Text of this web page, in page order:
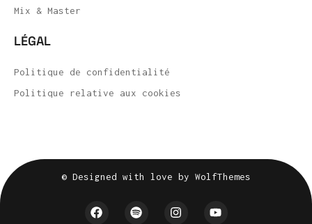
Mix & Master
LÉGAL
Politique de confidentialité
Politique relative aux cookies
© Designed with love by WolfThemes